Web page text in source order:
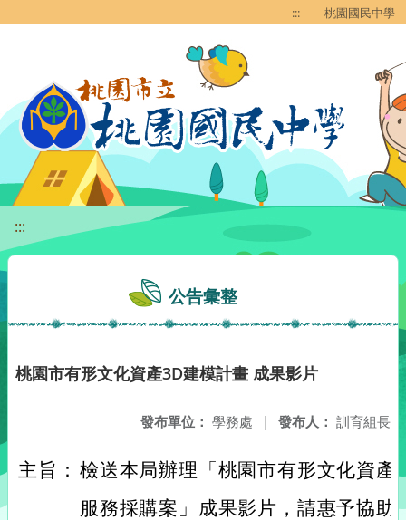
::: 桃園國民中學
:::
公告彙整
桃園市有形文化資產3D建模計畫 成果影片
發布人： 訓育組長
發布單位： 學務處 |
主旨： 檢送本局辦理「桃園市有形文化資產
服務採購案」成果影片，請惠予協助